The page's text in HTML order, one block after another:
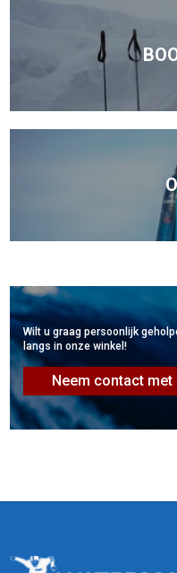
Wilt u graag persoonlijk
langs in onze winkel!
Neem contact met